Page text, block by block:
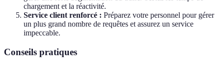
chargement et la réactivité.
Service client renforcé : Préparez votre personnel pour gérer
un plus grand nombre de requêtes et assurez un service
impeccable.
Conseils pratiques